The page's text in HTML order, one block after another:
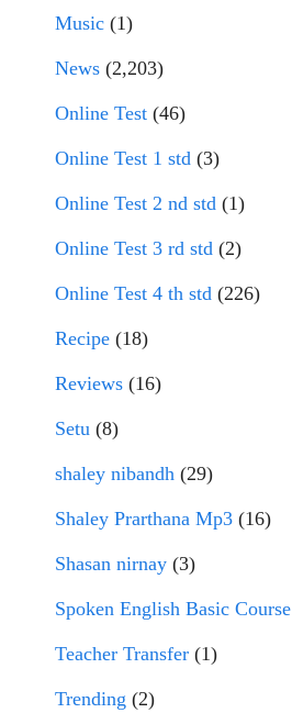
Music (1)
News (2,203)
Online Test (46)
Online Test 1 std (3)
Online Test 2 nd std (1)
Online Test 3 rd std (2)
Online Test 4 th std (226)
Recipe (18)
Reviews (16)
Setu (8)
shaley nibandh (29)
Shaley Prarthana Mp3 (16)
Shasan nirnay (3)
Spoken English Basic Course
Teacher Transfer (1)
Trending (2)